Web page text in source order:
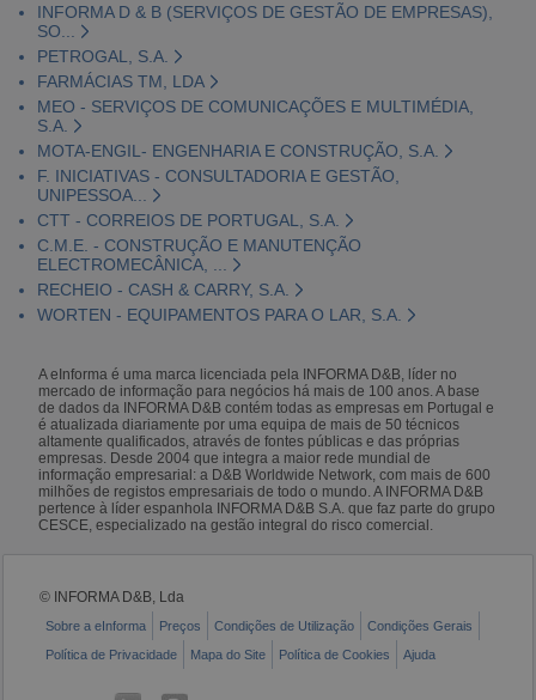
INFORMA D & B (SERVIÇOS DE GESTÃO DE EMPRESAS),
SO...
PETROGAL, S.A.
FARMÁCIAS TM, LDA
MEO - SERVIÇOS DE COMUNICAÇÕES E MULTIMÉDIA,
S.A.
MOTA-ENGIL- ENGENHARIA E CONSTRUÇÃO, S.A.
F. INICIATIVAS - CONSULTADORIA E GESTÃO,
UNIPESSOA...
CTT - CORREIOS DE PORTUGAL, S.A.
C.M.E. - CONSTRUÇÃO E MANUTENÇÃO
ELECTROMECÂNICA, ...
RECHEIO - CASH & CARRY, S.A.
WORTEN - EQUIPAMENTOS PARA O LAR, S.A.
A eInforma é uma marca licenciada pela INFORMA D&B, líder no
mercado de informação para negócios há mais de 100 anos. A base
de dados da INFORMA D&B contém todas as empresas em Portugal e
é atualizada diariamente por uma equipa de mais de 50 técnicos
altamente qualificados, através de fontes públicas e das próprias
empresas. Desde 2004 que integra a maior rede mundial de
informação empresarial: a D&B Worldwide Network, com mais de 600
milhões de registos empresariais de todo o mundo. A INFORMA D&B
pertence à líder espanhola INFORMA D&B S.A. que faz parte do grupo
CESCE, especializado na gestão integral do risco comercial.
© INFORMA D&B, Lda
Sobre a eInforma Preços Condições de Utilização
Condições Gerais
Política de Privacidade
Mapa do Site Política de Cookies Ajuda